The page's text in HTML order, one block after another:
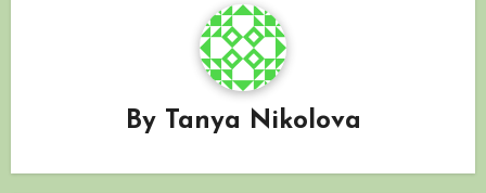
By Tanya Nikolova